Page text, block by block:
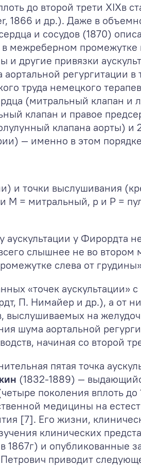
до второй трети XIXв
1866 и др.). Даже в
и сосудов (1870)
межреберном
и другие привязки
регургитации в
труда немецкого
(митральный клапан и
клапан и правое
клапана аорты)
— именно в этом
и точки выслушивания
M = митральный, p и P =
у Фирордта
слышнее не во
слева от
«точек аускультации»
П. Нимайер и др.), а от
выслушиваемых на
шума аортальной
начиная со второй
пятая точка
(1832-1889) —
поколения вплоть
медицины на
[7]. Его жизни,
клинических
и опубликованные
приводит